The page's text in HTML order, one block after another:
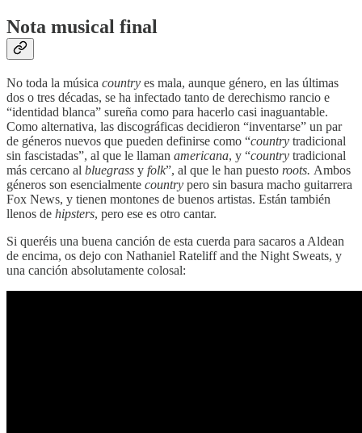
Nota musical final
No toda la música country es mala, aunque género, en las últimas
dos o tres décadas, se ha infectado tanto de derechismo rancio e
“identidad blanca” sureña como para hacerlo casi inaguantable.
Como alternativa, las discográficas decidieron “inventarse” un par
de géneros nuevos que pueden definirse como “country tradicional
sin fascistadas”, al que le llaman americana, y “country tradicional
más cercano al bluegrass y folk”, al que le han puesto roots. Ambos
géneros son esencialmente country pero sin basura macho guitarrera
Fox News, y tienen montones de buenos artistas. Están también
llenos de hipsters, pero ese es otro cantar.
Si queréis una buena canción de esta cuerda para sacaros a Aldean
de encima, os dejo con Nathaniel Rateliff and the Night Sweats, y
una canción absolutamente colosal: